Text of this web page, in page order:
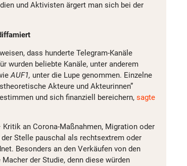
und Aktivisten ärgert man sich bei der
dass hunderte Telegram-Kanäle
wurden beliebte Kanäle, unter anderem
AUF1, unter die Lupe genommen. Einzelne
Akteure und Akteurinnen”
und sich finanziell bereichern, sagte
an Corona-Maßnahmen, Migration oder
Stelle pauschal als rechtsextrem oder
Besonders an den Verkäufen von den
der Studie, denn diese würden